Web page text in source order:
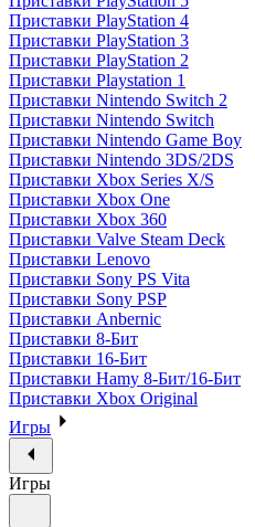
Приставки PlayStation 4
Приставки PlayStation 3
Приставки PlayStation 2
Приставки Playstation 1
Приставки Nintendo Switch 2
Приставки Nintendo Switch
Приставки Nintendo Game Boy
Приставки Nintendo 3DS/2DS
Приставки Xbox Series X/S
Приставки Xbox One
Приставки Xbox 360
Приставки Valve Steam Deck
Приставки Lenovo
Приставки Sony PS Vita
Приставки Sony PSP
Приставки Anbernic
Приставки 8-Бит
Приставки 16-Бит
Приставки Hamy 8-Бит/16-Бит
Приставки Xbox Original
Игры
Игры